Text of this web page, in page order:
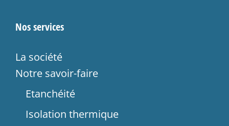
Nos services
La société
Notre savoir-faire
Etanchéité
Isolation thermique